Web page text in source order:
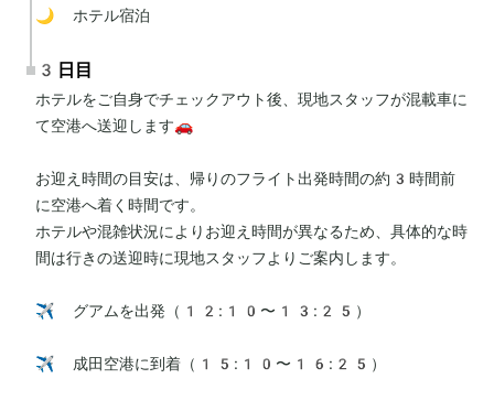
🌙 ホテル宿泊
3日目
ホテルをご自身でチェックアウト後、現地スタッフが混載車に
て空港へ送迎します🚗
お迎え時間の目安は、帰りのフライト出発時間の約3時間前
に空港へ着く時間です。
ホテルや混雑状況によりお迎え時間が異なるため、具体的な時
間は行きの送迎時に現地スタッフよりご案内します。
✈️ グアムを出発（12:10〜13:25）
✈️ 成田空港に到着（15:10〜16:25）